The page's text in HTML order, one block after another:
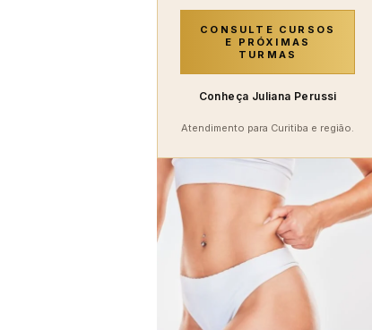
CONSULTE CURSOS
E PRÓXIMAS
TURMAS
Conheça Juliana Perussi
Atendimento para Curitiba e região.